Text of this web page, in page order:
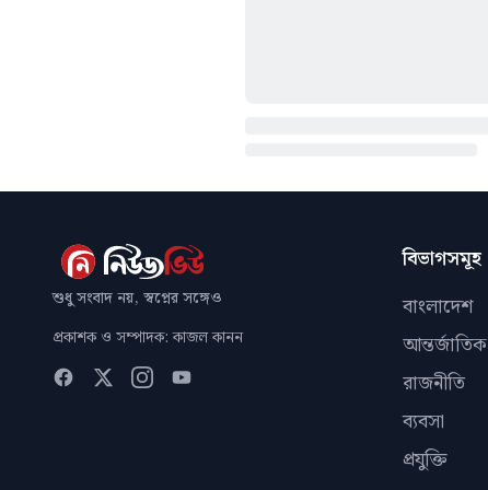
শুধু সংবাদ নয়, স্বপ্নের সঙ্গেও
প্রকাশক ও সম্পাদক: কাজল কানন
বিভাগসমূহ
বাংলাদেশ
আন্তর্জাতিক
রাজনীতি
ব্যবসা
প্রযুক্তি